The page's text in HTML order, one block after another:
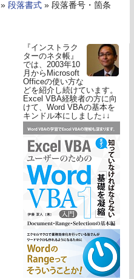
» 段落書式 » 段落番号・箇条
『インストラク
ターのネタ帳』
では、2003年10
月からMicrosoft
Officeの使い方な
どを紹介し続けています。
Excel VBA経験者の方に向
けて、Word VBAの基本を
キンドル本にしました↓↓